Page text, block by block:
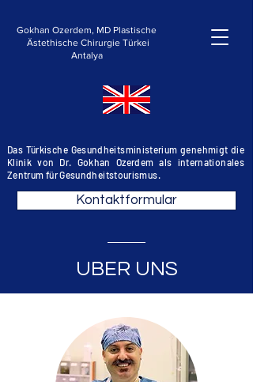
Gokhan Ozerdem, MD Plastische
Ästethische Chirurgie Türkei
Antalya
Das Türkische Gesundheitsministerium genehmigt die
Klinik von Dr. Gokhan Ozerdem als internationales
Zentrum für Gesundheitstourismus.
Kontaktformular
UBER UNS